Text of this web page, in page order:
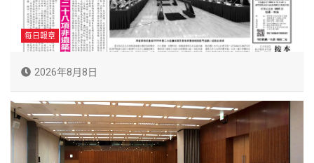
每日報章
2026年8月8日